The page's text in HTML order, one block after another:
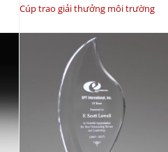
Cúp trao giải thưởng môi trường